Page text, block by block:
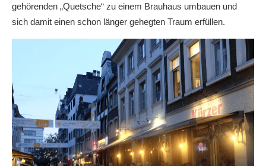
gehörenden „Quetsche“ zu einem Brauhaus umbauen und
sich damit einen schon länger gehegten Traum erfüllen.